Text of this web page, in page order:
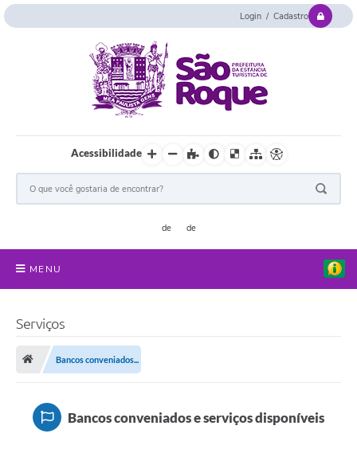
Login / Cadastro
Acessibilidade
MENU
Terceiro Setor
Atribuições
Serviços
Bancos conveniados...
Bancos conveniados e serviços disponíveis